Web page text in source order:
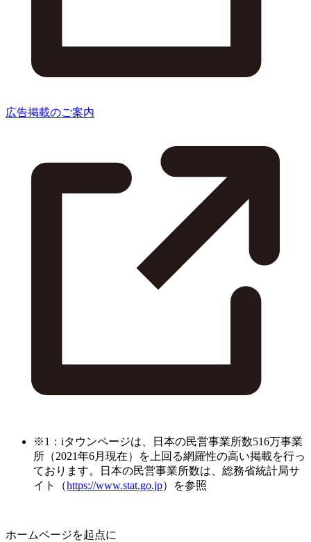
広告掲載のご案内
※1：iタウンページは、日本の民営事業所数516万事業
所（2021年6月現在）を上回る網羅性の高い掲載を行っ
ております。日本の民営事業所数は、総務省統計局サ
イト（https://www.stat.go.jp）を参照
ホームページを起点に